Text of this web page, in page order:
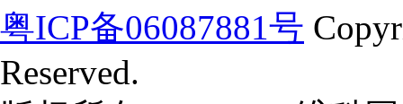
粤ICP备06087881号
Reserved.